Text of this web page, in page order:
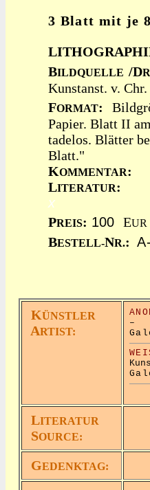
3 Blatt mit je
BILDQUELLE /D
Kunstanst. v.
FORMAT:
Papier. Blatt II
tadelos. Blätter
Blatt."
KOMMENTAR:
LITERATUR:
x
PREIS: 100 EUR
BESTELL-NR.:
KÜNSTLER
ARTIST:
–
LITERATUR
SOURCE:
GEDENKTAG: